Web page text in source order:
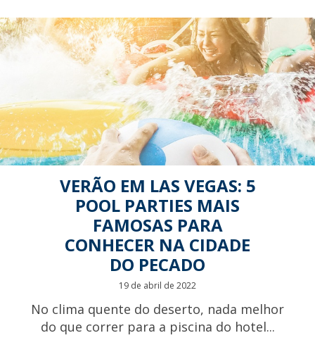
VERÃO EM LAS VEGAS: 5
POOL PARTIES MAIS
FAMOSAS PARA
CONHECER NA CIDADE
DO PECADO
19 de abril de 2022
No clima quente do deserto, nada melhor
do que correr para a piscina do hotel...